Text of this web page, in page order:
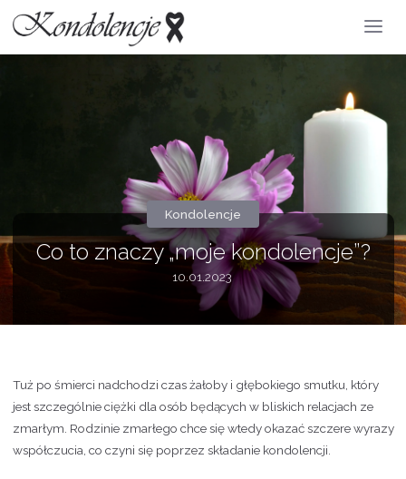
Co to znaczy „moje kondolencje”?
10.01.2023
Kondolencje
Tuż po śmierci nadchodzi czas żałoby i głębokiego smutku, który
jest szczególnie ciężki dla osób będących w bliskich relacjach ze
zmarłym. Rodzinie zmarłego chce się wtedy okazać szczere wyrazy
współczucia, co czyni się poprzez składanie kondolencji.